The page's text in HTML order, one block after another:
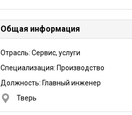
Общая информация
Отрасль: Сервис, услуги
Специализация: Производство
Должность: Главный инженер
Тверь